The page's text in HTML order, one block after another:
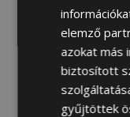
Település
Házszám:
elemző
azokat más
biztosított
gyűjtöttek